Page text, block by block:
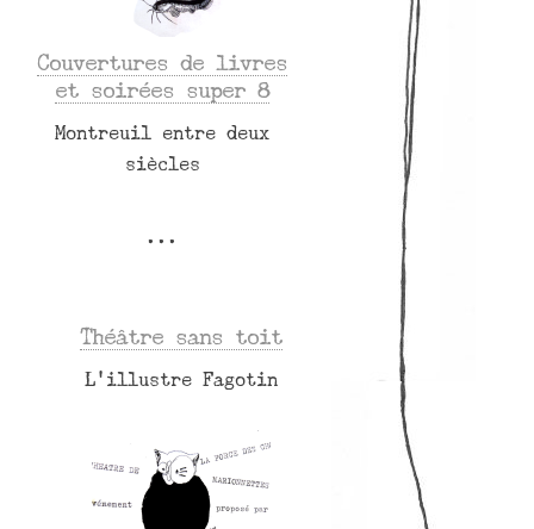
Couvertures de livres
et soirées super 8
Montreuil entre deux
siècles
Théâtre sans toit
L’illustre Fagotin